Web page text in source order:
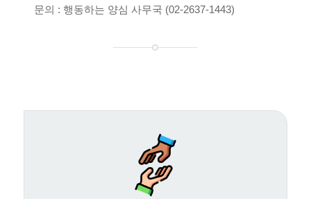
문의 : 행동하는 양심 사무국 (02-2637-1443)